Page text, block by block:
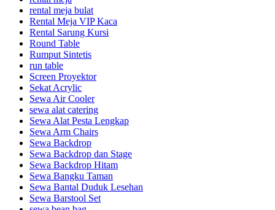
rental meja bulat
Rental Meja VIP Kaca
Rental Sarung Kursi
Round Table
Rumput Sintetis
run table
Screen Proyektor
Sekat Acrylic
Sewa Air Cooler
sewa alat catering
Sewa Alat Pesta Lengkap
Sewa Arm Chairs
Sewa Backdrop
Sewa Backdrop dan Stage
Sewa Backdrop Hitam
Sewa Bangku Taman
Sewa Bantal Duduk Lesehan
Sewa Barstool Set